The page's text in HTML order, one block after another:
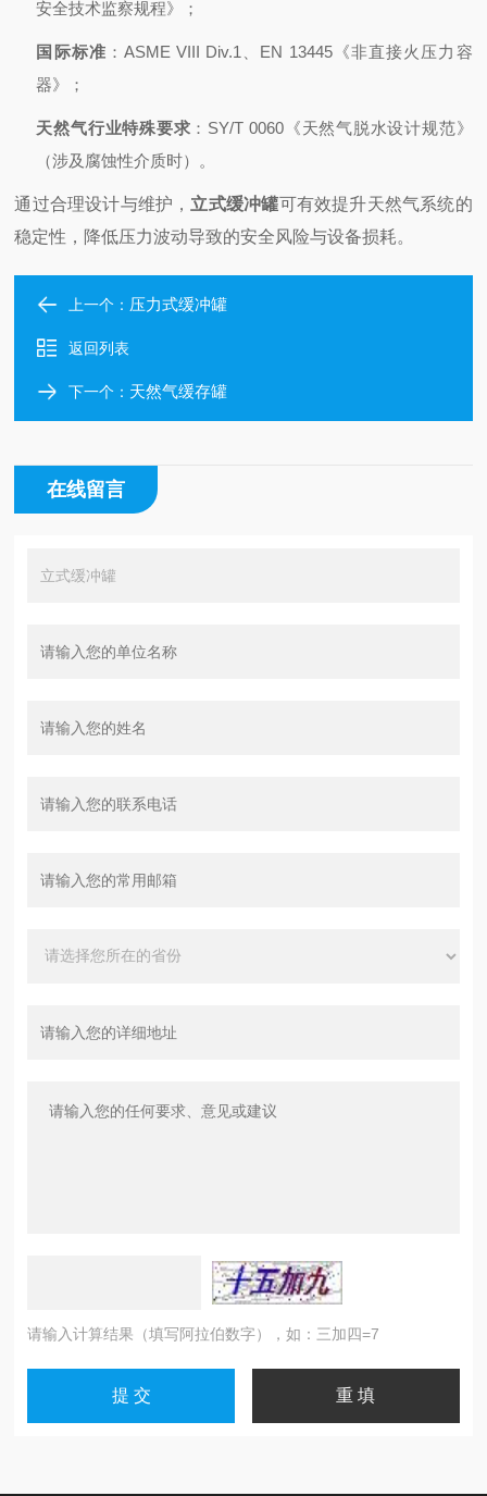
安全技术监察规程》；
国际标准 ：ASME VIII Div.1、EN 13445《非直接火压力容
器》；
天然气行业特殊要求 ：SY/T 0060《天然气脱水设计规范》
（涉及腐蚀性介质时）。
通过合理设计与维护， 立式缓冲罐可有效提升天然气系统的
稳定性，降低压力波动导致的安全风险与设备损耗。
上一个： 压力式缓冲罐
返回列表
下一个： 天然气缓存罐
在线留言
请输入计算结果（填写阿拉伯数字），如：三加四=7